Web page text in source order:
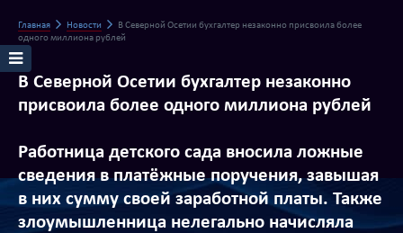
Главная Новости
В Северной Осетии бухгалтер незаконно присвоила более
одного миллиона рублей
В Северной Осетии бухгалтер незаконно
присвоила более одного миллиона рублей
Работница детского сада вносила ложные
сведения в платёжные поручения, завышая
в них сумму своей заработной платы. Также
злоумышленница нелегально начисляла